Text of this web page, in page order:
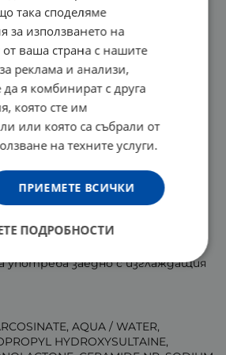
бариера, благодарение
основни серамида
киселина
груба, неравна кожа, както и
към Кератоза пиларис;
мръсотията и грима;
салицилова и хиалуронова
частици и аромати;
продукт;
серамида за защита на
употреба заедно с изглаждащия
AQUA / WATER,
HYDROXYSULTAINE,
така споделяме
за използването на
ваша страна с нашите
реклама и анализи,
я комбинират с друга
която сте им
или която са събрали от
на техните услуги.
ПРИЕМЕТЕ ВСИЧКИ
ПОДРОБНОСТИ